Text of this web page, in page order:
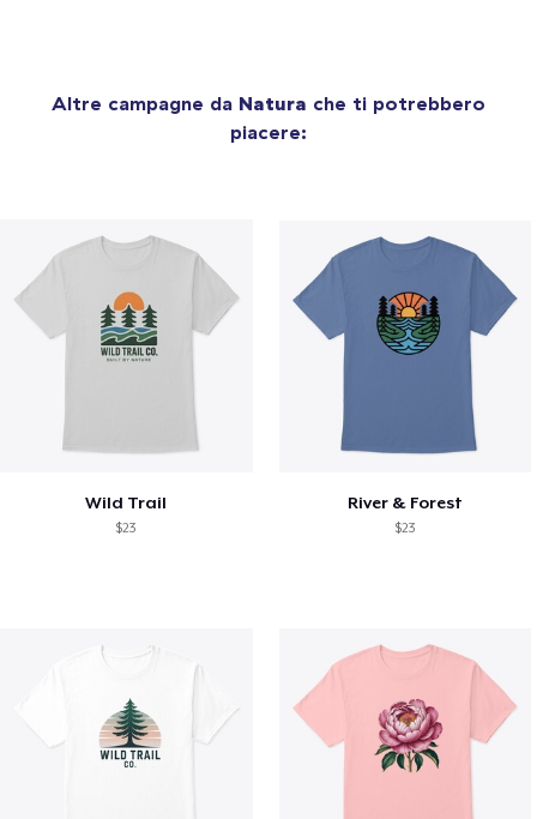
Altre campagne da Natura che ti potrebbero
piacere:
Wild Trail
$23
River & Forest
$23